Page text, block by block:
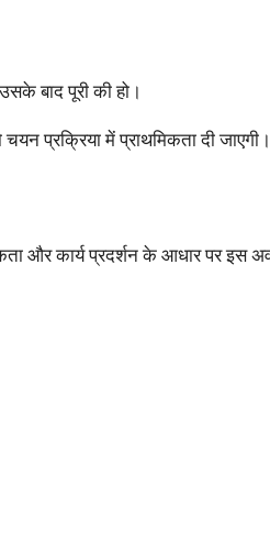
बाद पूरी की हो।
प्रक्रिया में प्राथमिकता दी जाएगी।
और कार्य प्रदर्शन के आधार पर इस